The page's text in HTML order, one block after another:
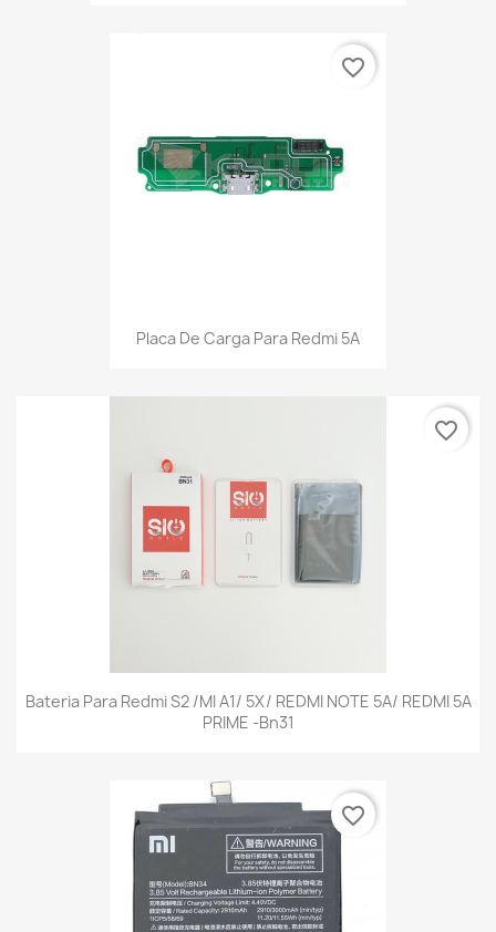
Placa De Carga Para Redmi 5A
favorite_border
Bateria Para Redmi S2 /MI A1/ 5X/ REDMI NOTE 5A/ REDMI 5A
PRIME -Bn31
favorite_border
favorite_border